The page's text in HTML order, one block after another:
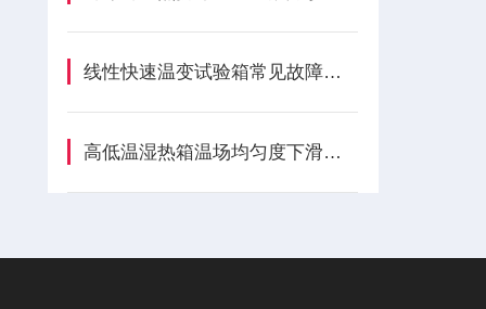
线性快速温变试验箱常见故障诊断与预防性维护
高低温湿热箱温场均匀度下滑？风道与密封隐性损耗全解析